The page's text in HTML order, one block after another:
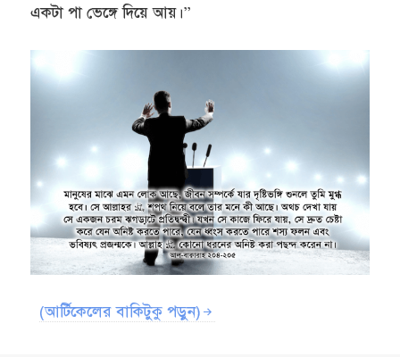
একটা পা ভেঙ্গে দিয়ে আয়।”
(আর্টিকেলের বাকিটুকু পড়ুন)